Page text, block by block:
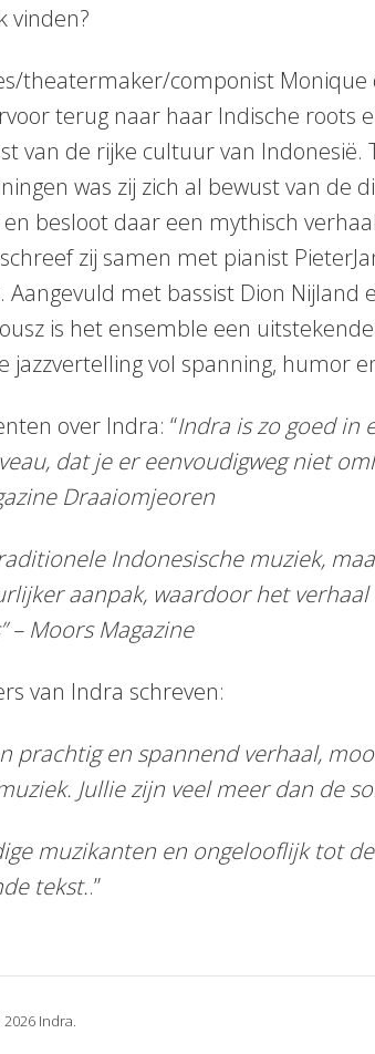
vinden?
theatermaker/componist Monique
terug naar haar Indische roots
van de rijke cultuur van Indonesië.
was zij zich al bewust van de
besloot daar een mythisch
zij samen met pianist
Aangevuld met bassist Dion
is het ensemble een
jazzvertelling vol spanning, humor
over Indra: “Indra is zo goed in
dat je er eenvoudigweg niet
Draaiomjeoren
Indonesische muziek,
aanpak, waardoor het
– Moors Magazine
van Indra schreven:
prachtig en spannend verhaal,
Jullie zijn veel meer dan de
muzikanten en ongelooflijk tot
tekst..”
Indra.